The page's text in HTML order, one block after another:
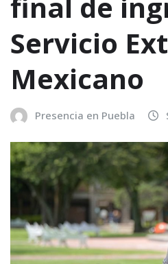
Servicio
Mexicano
Presencia en Puebla